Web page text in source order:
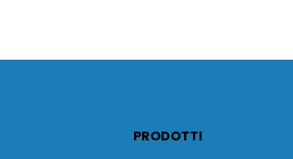
PRODOTTI